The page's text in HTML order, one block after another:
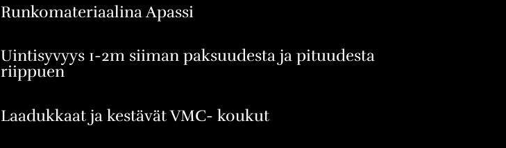
Runkomateriaalina Apassi
Uintisyvyys 1-2m siiman paksuudesta ja pituudesta
riippuen
Laadukkaat ja kestävät VMC- koukut